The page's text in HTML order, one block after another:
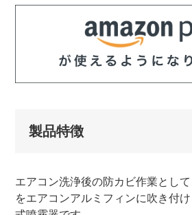
製品特徴
エアコン洗浄後の防カビ作業とし
をエアコンアルミフィンに吹き付